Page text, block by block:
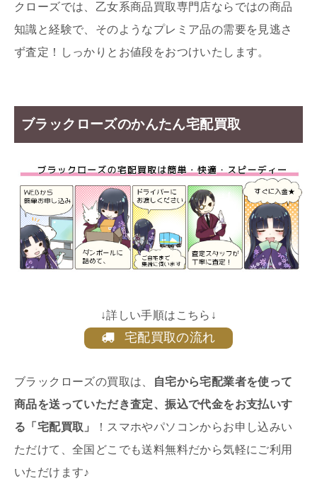
クローズでは、乙女系商品買取専門店ならではの商品
知識と経験で、そのようなプレミア品の需要を見逃さ
ず査定！しっかりとお値段をおつけいたします。
ブラックローズのかんたん宅配買取
↓詳しい手順はこちら↓
宅配買取の流れ
ブラックローズの買取は、
自宅から宅配業者を使って
商品を送っていただき査定、振込で代金をお支払いす
る「宅配買取」
！スマホやパソコンからお申し込みい
ただけて、全国どこでも送料無料だから気軽にご利用
いただけます♪